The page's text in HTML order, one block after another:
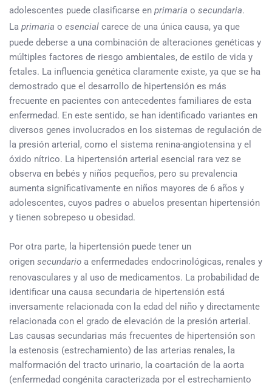
adolescentes puede clasificarse en primaria o secundaria.
La primaria o esencial carece de una única causa, ya que
puede deberse a una combinación de alteraciones genéticas y
múltiples factores de riesgo ambientales, de estilo de vida y
fetales. La influencia genética claramente existe, ya que se ha
demostrado que el desarrollo de hipertensión es más
frecuente en pacientes con antecedentes familiares de esta
enfermedad. En este sentido, se han identificado variantes en
diversos genes involucrados en los sistemas de regulación de
la presión arterial, como el sistema renina-angiotensina y el
óxido nítrico. La hipertensión arterial esencial rara vez se
observa en bebés y niños pequeños, pero su prevalencia
aumenta significativamente en niños mayores de 6 años y
adolescentes, cuyos padres o abuelos presentan hipertensión
y tienen sobrepeso u obesidad.
Por otra parte, la hipertensión puede tener un
origen secundario a enfermedades endocrinológicas, renales y
renovasculares y al uso de medicamentos. La probabilidad de
identificar una causa secundaria de hipertensión está
inversamente relacionada con la edad del niño y directamente
relacionada con el grado de elevación de la presión arterial.
Las causas secundarias más frecuentes de hipertensión son
la estenosis (estrechamiento) de las arterias renales, la
malformación del tracto urinario, la coartación de la aorta
(enfermedad congénita caracterizada por el estrechamiento